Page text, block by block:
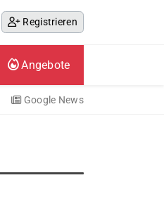
Registrieren
Angebote
Google News